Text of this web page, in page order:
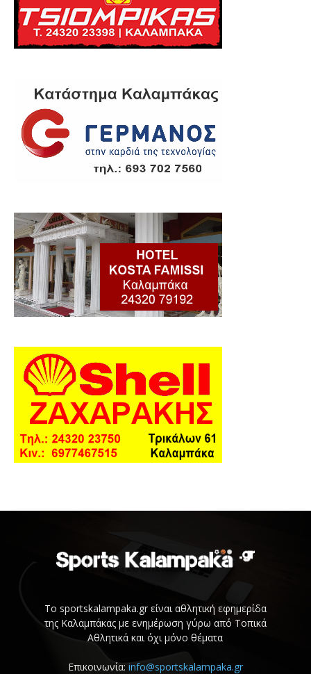
Το sportskalampaka.gr είναι αθλητική εφημερίδα
της Καλαμπάκας με ενημέρωση γύρω από Τοπικά
Αθλητικά και όχι μόνο θέματα
Επικοινωνία: info@sportskalampaka.gr